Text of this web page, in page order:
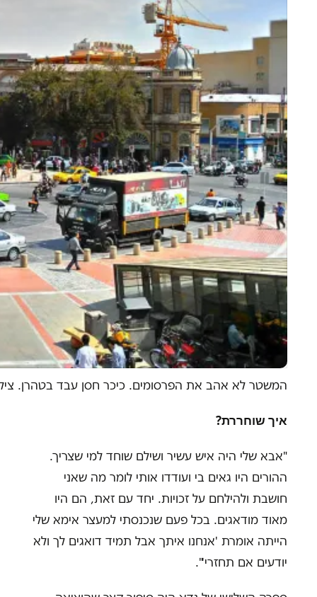
המשטר לא אהב את הפרסומים. כיכר חסן עבד בטהרן.
איך שוחררת?
"אבא שלי היה איש עשיר ושילם שוחד למי שצריך.
ההורים היו גאים בי ועודדו אותי לומר מה שאני
חושבת ולהילחם על זכויות. יחד עם זאת, הם היו
מאוד מודאגים. בכל פעם שנכנסתי למעצר אימא שלי
הייתה אומרת 'אנחנו איתך אבל תמיד דואגים לך ולא
יודעים אם תחזרי'".